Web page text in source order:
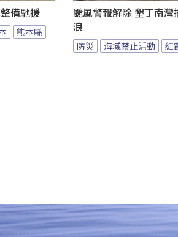
備馳援
熊本縣
颱風警報解除 墾丁南灣
浪
防災 海域禁止活動 紅